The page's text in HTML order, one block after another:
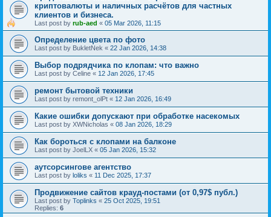
криптовалюты и наличных расчётов для частных
клиентов и бизнеса.
Last post by rub-aed « 05 Mar 2026, 11:15
Определение цвета по фото
Last post by BukletNek « 22 Jan 2026, 14:38
Выбор подрядчика по клопам: что важно
Last post by Celine « 12 Jan 2026, 17:45
ремонт бытовой техники
Last post by remont_olPt « 12 Jan 2026, 16:49
Какие ошибки допускают при обработке насекомых
Last post by XWNicholas « 08 Jan 2026, 18:29
Как бороться с клопами на балконе
Last post by JoelLX « 05 Jan 2026, 15:32
аутсорсингове агентство
Last post by loliks « 11 Dec 2025, 17:37
Продвижение сайтов крауд-постами (от 0,97$ публ.)
Last post by Toplinks « 25 Oct 2025, 19:51
Replies: 6